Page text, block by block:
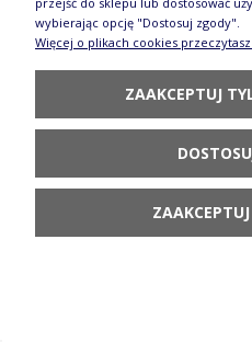
Miska tulipan V 0,8 L
Bolesławiec
wybierając opcję "Dostosuj zgody".
Więcej o plikach cookies
ZAAKCEPTUJ